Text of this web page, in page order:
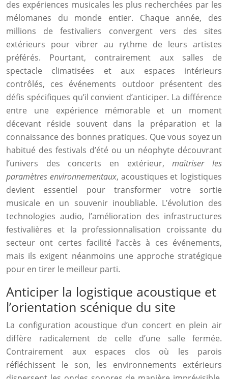
des expériences musicales les plus recherchées par les
mélomanes du monde entier. Chaque année, des
millions de festivaliers convergent vers des sites
extérieurs pour vibrer au rythme de leurs artistes
préférés. Pourtant, contrairement aux salles de
spectacle climatisées et aux espaces intérieurs
contrôlés, ces événements outdoor présentent des
défis spécifiques qu’il convient d’anticiper. La différence
entre une expérience mémorable et un moment
décevant réside souvent dans la préparation et la
connaissance des bonnes pratiques. Que vous soyez un
habitué des festivals d’été ou un néophyte découvrant
l’univers des concerts en extérieur,maîtriser les
paramètres environnementaux, acoustiques et logistiques
devient essentiel pour transformer votre sortie
musicale en un souvenir inoubliable. L’évolution des
technologies audio, l’amélioration des infrastructures
festivalières et la professionnalisation croissante du
secteur ont certes facilité l’accès à ces événements,
mais ils exigent néanmoins une approche stratégique
pour en tirer le meilleur parti.
Anticiper la logistique acoustique et
l’orientation scénique du site
La configuration acoustique d’un concert en plein air
diffère radicalement de celle d’une salle fermée.
Contrairement aux espaces clos où les parois
réfléchissent le son, les environnements extérieurs